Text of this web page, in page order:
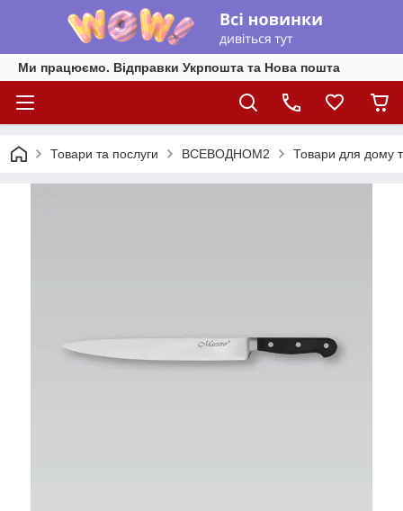
Ми працюємо. Відправки Укрпошта та Нова пошта
Товари та послуги ВСЕВОДНОМ2 Товари для дому